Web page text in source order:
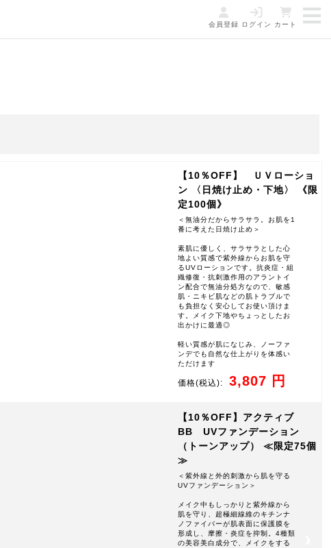
会員登録 ログイン カート
【10％OFF】 ＵＶローショ
ン 〈日焼け止め・下地〉 《限
定100個》
＜無油分だからサラサラ。お肌を1
番に考えた日焼け止め＞
素肌に優しく、サラサラとした心
地よい質感で紫外線からお肌を守
るUVローションです。抗炎症・組
織修復・抗刺激作用のアラントイ
ン配合で無油分処方なので、敏感
肌・ニキビ肌などの肌トラブルで
も負担なく安心してお使い頂けま
す。メイク下地やちょっとしたお
出かけに最適◎
軽い質感が肌になじみ、ノーファ
ンデでも自然な仕上がりを体感い
ただけます
価格(税込): 3,807 円
【10％OFF】アクティブ
BB UVファンデーション
（トーンアップ） ≪限定75個
≫
＜紫外線と外的刺激から肌を守る
UVファンデーション＞
メイク中もしっかりと紫外線から
肌を守り、超極細線維のキチンナ
ノファイバーが肌表面に保護膜を
形成し、摩擦・炎症を抑制。4種類
の美容美白成分で、メイクをする